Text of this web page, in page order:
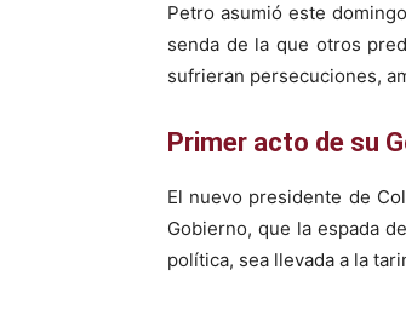
Petro asumió este
senda de la que otros
sufrieran persecuciones,
Primer acto de su
El nuevo presidente de
Gobierno, que la espada
política, sea llevada a la